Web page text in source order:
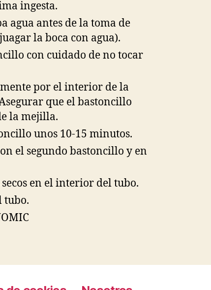
ingesta.
agua antes de la toma de
la boca con agua).
con cuidado de no tocar
por el interior de la
que el bastoncillo
la mejilla.
unos 10-15 minutos.
el segundo bastoncillo y en
en el interior del tubo.
tubo.